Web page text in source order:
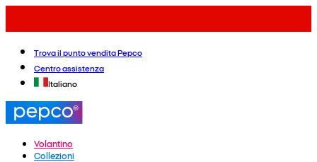
Trova il punto vendita Pepco
Centro assistenza
Italiano
Volantino
Collezioni